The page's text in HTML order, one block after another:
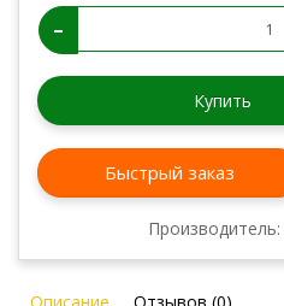
-
Купить
Быстрый заказ
Производитель: